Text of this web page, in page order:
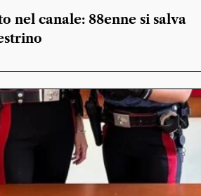
nel canale: 88enne si salva